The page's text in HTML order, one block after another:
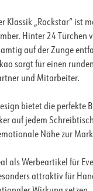
Klassik „Rockstar“ ist
Hinter 24
auf der Zunge
sorgt für einen
und Mitarbeiter.
bietet die perfekte
auf jedem
Nähe zur
als Werbeartikel für
attraktiv für